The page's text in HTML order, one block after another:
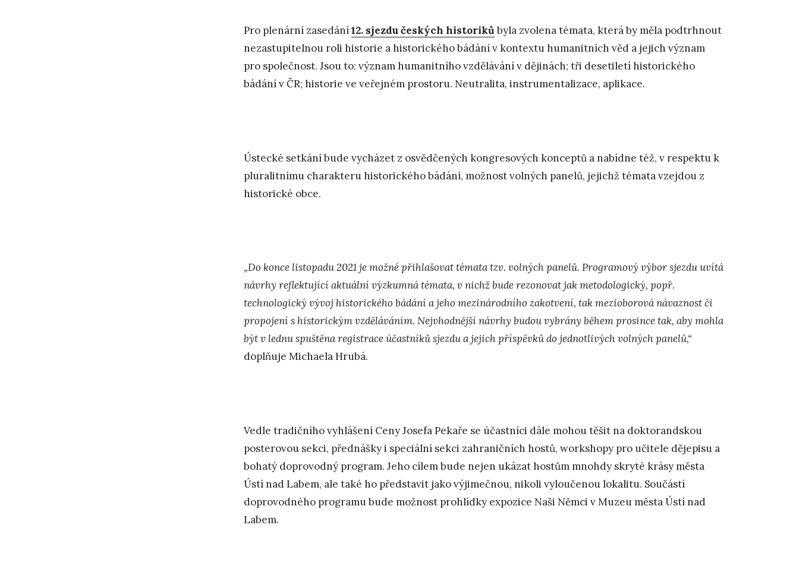
Pro plenární zasedání12. sjezdu českých historikůbyla zvolena témata, která by měla podtrhnout
nezastupitelnou roli historie a historického bádání v kontextu humanitních věd a jejich význam
pro společnost. Jsou to: význam humanitního vzdělávání v dějinách; tři desetiletí historického
bádání v ČR; historie ve veřejném prostoru. Neutralita, instrumentalizace, aplikace.
Ústecké setkání bude vycházet z osvědčených kongresových konceptů a nabídne též, v respektu k
pluralitnímu charakteru historického bádání, možnost volných panelů, jejichž témata vzejdou z
historické obce.
„Do konce listopadu 2021 je možné přihlašovat témata tzv. volných panelů. Programový výbor sjezdu uvítá
návrhy reflektující aktuální výzkumná témata, v nichž bude rezonovat jak metodologický, popř.
technologický vývoj historického bádání a jeho mezinárodního zakotvení, tak mezioborová návaznost či
propojení s historickým vzděláváním. Nejvhodnější návrhy budou vybrány během prosince tak, aby mohla
být v lednu spuštěna registrace účastníků sjezdu a jejich příspěvků do jednotlivých volných panelů,“
doplňuje Michaela Hrubá.
Vedle tradičního vyhlášení Ceny Josefa Pekaře se účastníci dále mohou těšit na doktorandskou
posterovou sekci, přednášky i speciální sekci zahraničních hostů, workshopy pro učitele dějepisu a
bohatý doprovodný program. Jeho cílem bude nejen ukázat hostům mnohdy skryté krásy města
Ústí nad Labem, ale také ho představit jako výjimečnou, nikoli vyloučenou lokalitu. Součástí
doprovodného programu bude možnost prohlídky expozice Naši Němci v Muzeu města Ústí nad
Labem.